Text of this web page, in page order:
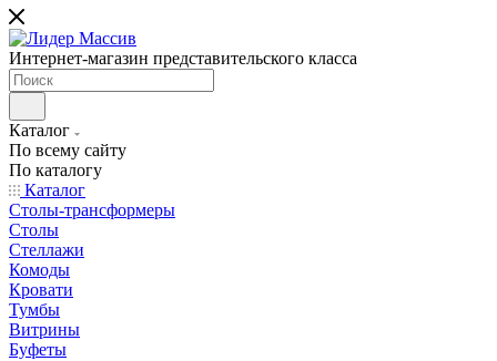
Интернет-магазин представительского класса
Каталог
По всему сайту
По каталогу
Каталог
Столы-трансформеры
Столы
Стеллажи
Комоды
Кровати
Тумбы
Витрины
Буфеты